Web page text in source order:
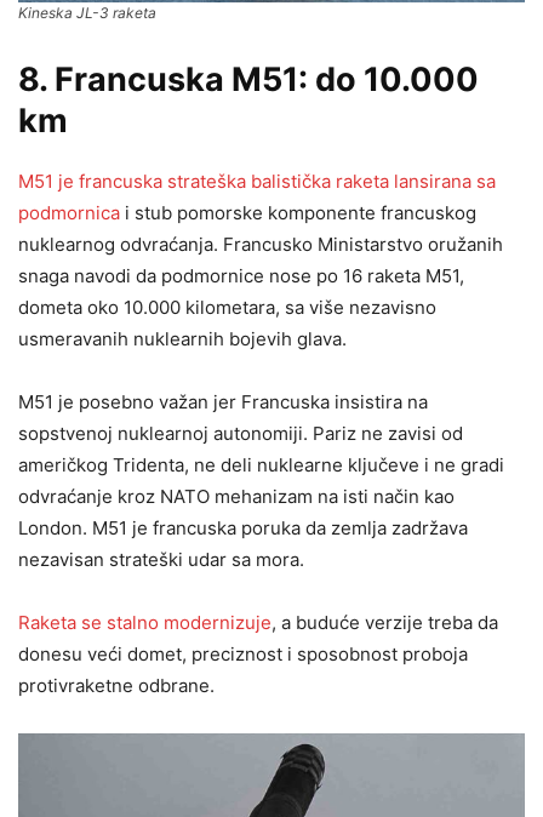
Kineska JL-3 raketa
8. Francuska M51: do 10.000
km
M51 je francuska strateška balistička raketa lansirana sa
podmornica i stub pomorske komponente francuskog
nuklearnog odvraćanja. Francusko Ministarstvo oružanih
snaga navodi da podmornice nose po 16 raketa M51,
dometa oko 10.000 kilometara, sa više nezavisno
usmeravanih nuklearnih bojevih glava.
M51 je posebno važan jer Francuska insistira na
sopstvenoj nuklearnoj autonomiji. Pariz ne zavisi od
američkog Tridenta, ne deli nuklearne ključeve i ne gradi
odvraćanje kroz NATO mehanizam na isti način kao
London. M51 je francuska poruka da zemlja zadržava
nezavisan strateški udar sa mora.
Raketa se stalno modernizuje, a buduće verzije treba da
donesu veći domet, preciznost i sposobnost proboja
protivraketne odbrane.